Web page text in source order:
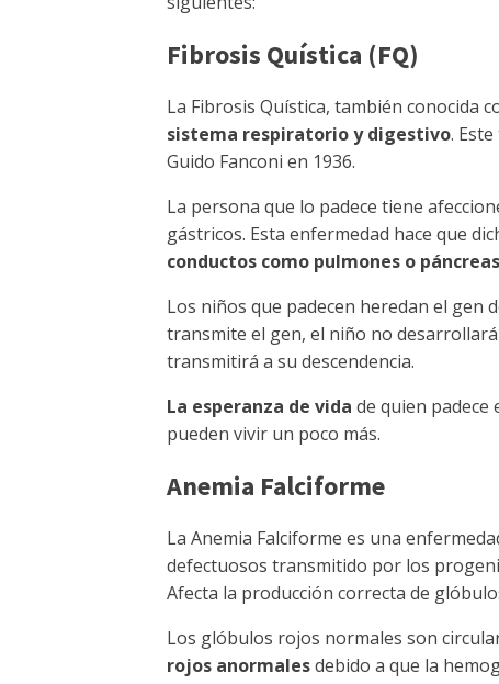
Fibrosis Quística (FQ)
La Fibrosis Quística, también conocida
sistema respiratorio y digestivo.
Guido Fanconi en 1936.
La persona que lo padece tiene
gástricos. Esta enfermedad hace que
conductos como pulmones o páncreas
Los niños que padecen heredan el
transmite el gen, el niño no
transmitirá a su descendencia.
La esperanza de vida de quien padece
pueden vivir un poco más.
Anemia Falciforme
La Anemia Falciforme es una
defectuosos transmitido por los
Afecta la producción correcta de
Los glóbulos rojos normales son
rojos anormalesdebido a que la